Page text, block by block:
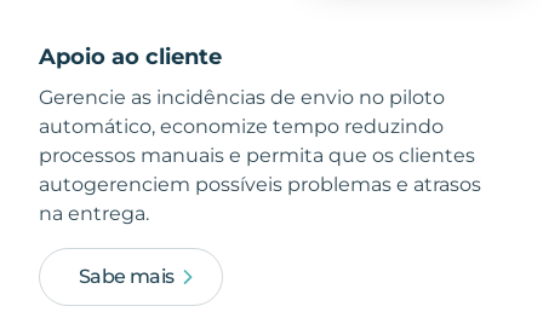
Apoio ao cliente
Gerencie as incidências de envio no piloto
automático, economize tempo reduzindo
processos manuais e permita que os clientes
autogerenciem possíveis problemas e atrasos
na entrega.
Sabe mais